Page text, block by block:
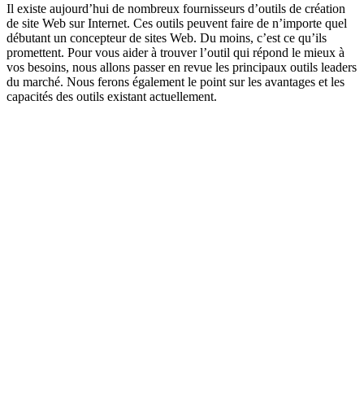
Il existe aujourd’hui de nombreux fournisseurs d’outils de création
de site Web sur Internet. Ces outils peuvent faire de n’importe quel
débutant un concepteur de sites Web. Du moins, c’est ce qu’ils
promettent. Pour vous aider à trouver l’outil qui répond le mieux à
vos besoins, nous allons passer en revue les principaux outils leaders
du marché. Nous ferons également le point sur les avantages et les
capacités des outils existant actuellement.